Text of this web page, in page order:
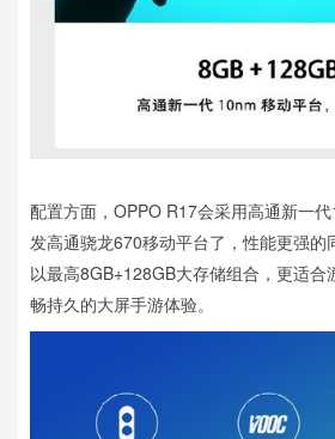
配置方面，OPPO R17会采用高通新一
发高通骁龙670移动平台了，性能更强的
以最高8GB+128GB大存储组合，更适合
畅持久的大屏手游体验。